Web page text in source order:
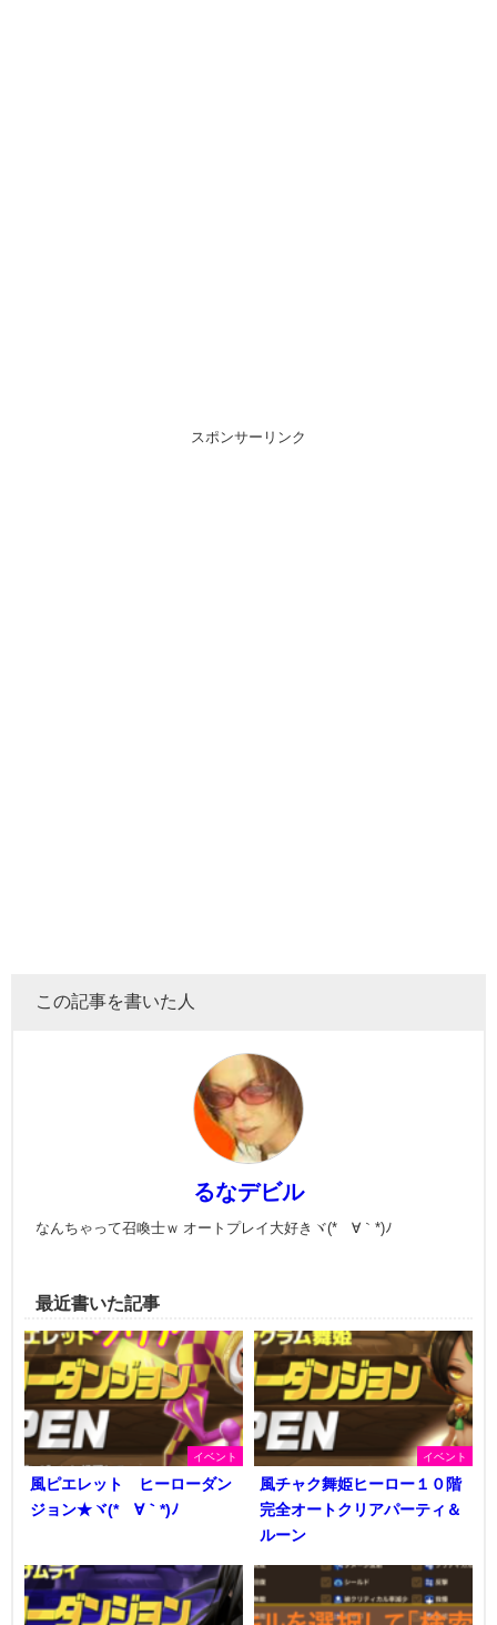
スポンサーリンク
この記事を書いた人
るなデビル
なんちゃって召喚士ｗ オートプレイ大好きヾ(*´∀｀*)ﾉ
最近書いた記事
イベント
風ピエレット ヒーローダン
ジョン★ヾ(*´∀｀*)ﾉ
イベント
風チャク舞姫ヒーロー１０階
完全オートクリアパーティ＆
ルーン